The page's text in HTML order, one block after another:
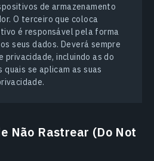
de armazenamento
O terceiro que coloca
é responsável pela forma
seus dados. Deverá sempre
privacidade, incluindo as do
se aplicam as suas
Não Rastrear (Do Not